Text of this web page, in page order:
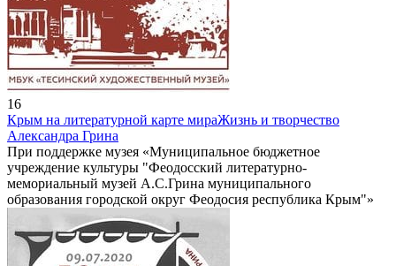
16
Крым на литературной карте мираЖизнь и творчество
Александра Грина
При поддержке музея «Муниципальное бюджетное
учреждение культуры "Феодосский литературно-
мемориальный музей А.С.Грина муниципального
образования городской округ Феодосия республика Крым"»